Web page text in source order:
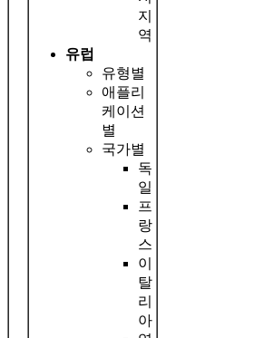
지
역
유럽
유형별
애플리
케이션
별
국가별
독
일
프
랑
스
이
탈
리
아